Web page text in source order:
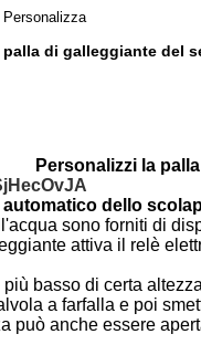
Personalizza
palla di galleggiante del
Personalizzi la
dello
sono forniti di
attiva il relè
basso di certa
a farfalla e poi
può anche essere